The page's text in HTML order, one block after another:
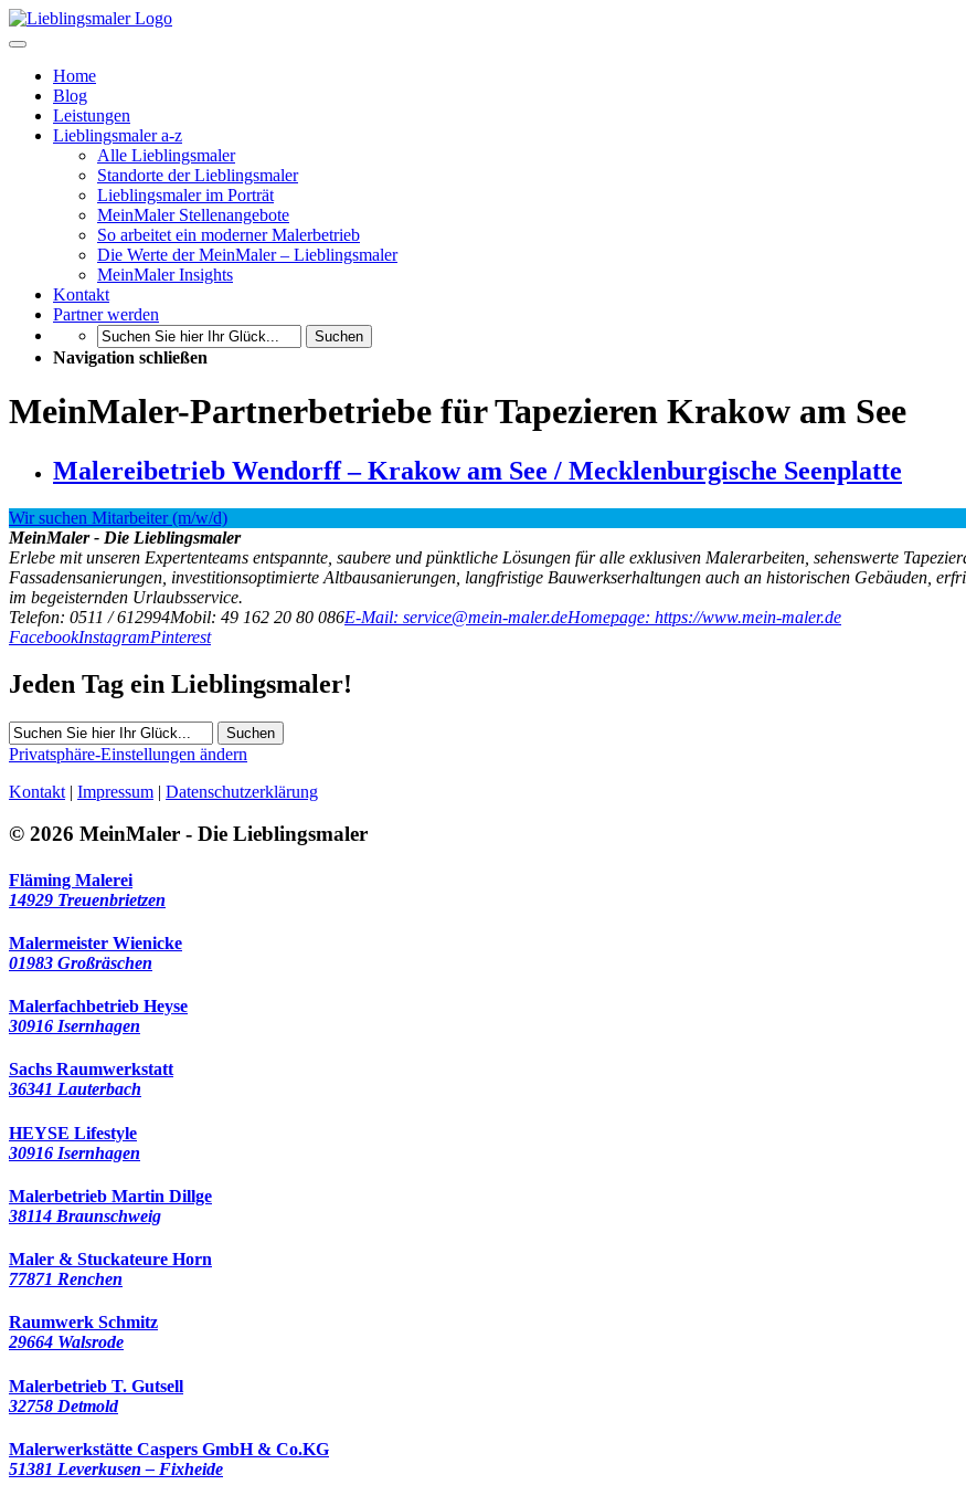
Home
Blog
Leistungen
Lieblingsmaler a-z
Alle Lieblingsmaler
Standorte der Lieblingsmaler
Lieblingsmaler im Porträt
MeinMaler Stellenangebote
So arbeitet ein moderner Malerbetrieb
Die Werte der MeinMaler – Lieblingsmaler
MeinMaler Insights
Kontakt
Partner werden
Suchen
Navigation schließen
MeinMaler-Partnerbetriebe für Tapezieren Krakow am See
Malereibetrieb Wendorff – Krakow am See / Mecklenburgische Seenplatte
Wir suchen Mitarbeiter (m/w/d)
MeinMaler - Die Lieblingsmaler
Erlebe mit unseren Expertenteams entspannte, saubere und pünktliche Lösungen für alle exklusiven Malerarbeiten, sehenswerte
Fassadensanierungen, investitionsoptimierte Altbausanierungen, langfristige Bauwerkserhaltungen auch an historischen Gebäuden,
im begeisternden Urlaubsservice.
Telefon: 0511 / 612994Mobil: 49 162 20 80 086E-Mail: service@mein-maler.deHomepage: https://www.mein-maler.de
FacebookInstagramPinterest
Jeden Tag ein Lieblingsmaler!
Suchen
Privatsphäre-Einstellungen ändern
Kontakt | Impressum | Datenschutzerklärung
© 2026 MeinMaler - Die Lieblingsmaler
Fläming Malerei
14929 Treuenbrietzen
Malermeister Wienicke
01983 Großräschen
Malerfachbetrieb Heyse
30916 Isernhagen
Sachs Raumwerkstatt
36341 Lauterbach
HEYSE Lifestyle
30916 Isernhagen
Malerbetrieb Martin Dillge
38114 Braunschweig
Maler & Stuckateure Horn
77871 Renchen
Raumwerk Schmitz
29664 Walsrode
Malerbetrieb T. Gutsell
32758 Detmold
Malerwerkstätte Caspers GmbH & Co.KG
51381 Leverkusen – Fixheide